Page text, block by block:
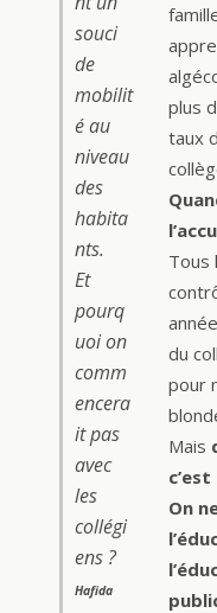
souci
de
mobilit
é au
niveau
des
habita
nts.
Et
pourq
uoi on
comm
encera
it pas
avec
les
collégi
ens ?
Hafida
plus
taux
Tous
du
pour
Mais
On